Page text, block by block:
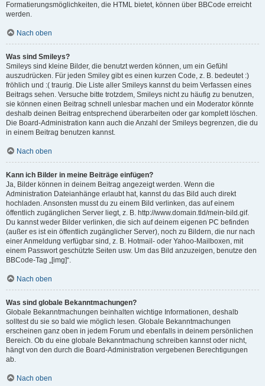
Formatierungsmöglichkeiten, die HTML bietet, können über BBCode erreicht
werden.
Nach oben
Was sind Smileys?
Smileys sind kleine Bilder, die benutzt werden können, um ein Gefühl
auszudrücken. Für jeden Smiley gibt es einen kurzen Code, z. B. bedeutet :)
fröhlich und :( traurig. Die Liste aller Smileys kannst du beim Verfassen eines
Beitrags sehen. Versuche bitte trotzdem, Smileys nicht zu häufig zu benutzen,
sie können einen Beitrag schnell unlesbar machen und ein Moderator könnte
deshalb deinen Beitrag entsprechend überarbeiten oder gar komplett löschen.
Die Board-Administration kann auch die Anzahl der Smileys begrenzen, die du
in einem Beitrag benutzen kannst.
Nach oben
Kann ich Bilder in meine Beiträge einfügen?
Ja, Bilder können in deinem Beitrag angezeigt werden. Wenn die
Administration Dateianhänge erlaubt hat, kannst du das Bild auch direkt
hochladen. Ansonsten musst du zu einem Bild verlinken, das auf einem
öffentlich zugänglichen Server liegt, z. B. http://www.domain.tld/mein-bild.gif.
Du kannst weder Bilder verlinken, die sich auf deinem eigenen PC befinden
(außer es ist ein öffentlich zugänglicher Server), noch zu Bildern, die nur nach
einer Anmeldung verfügbar sind, z. B. Hotmail- oder Yahoo-Mailboxen, mit
einem Passwort geschützte Seiten usw. Um das Bild anzuzeigen, benutze den
BBCode-Tag „[img]“.
Nach oben
Was sind globale Bekanntmachungen?
Globale Bekanntmachungen beinhalten wichtige Informationen, deshalb
solltest du sie so bald wie möglich lesen. Globale Bekanntmachungen
erscheinen ganz oben in jedem Forum und ebenfalls in deinem persönlichen
Bereich. Ob du eine globale Bekanntmachung schreiben kannst oder nicht,
hängt von den durch die Board-Administration vergebenen Berechtigungen
ab.
Nach oben